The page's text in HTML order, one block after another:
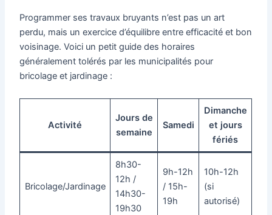
Programmer ses travaux bruyants n’est pas un art
perdu, mais un exercice d’équilibre entre efficacité et bon
voisinage. Voici un petit guide des horaires
généralement tolérés par les municipalités pour
bricolage et jardinage :
Activité
Jours de
semaine
Samedi
Dimanche
et jours
fériés
Bricolage/Jardinage
8h30-
12h /
14h30-
19h30
9h-12h
/ 15h-
19h
10h-12h
(si
autorisé)